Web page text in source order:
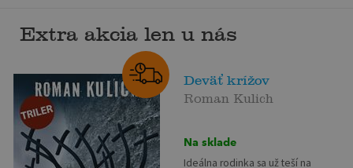
Extra akcia len u nás
Deväť krížov
Roman Kulich
Na sklade
Ideálna rodinka sa už teší na